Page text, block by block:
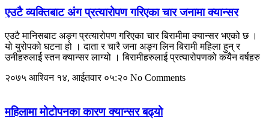
एउटै व्यक्तिबाट अंग प्रत्यारोपण गरिएका चार जनामा क्यान्सर
एउटै मानिसबाट अङ्ग प्रत्यारोपण गरिएका चार बिरामीमा क्यान्सर भएको छ ।
यो युरोपको घटना हो । दाता र चारै जना अङ्ग लिन बिरामी महिला हुन् र
उनीहरुलाई स्तन क्यान्सर लाग्यो । बिरामीहरुलाई प्रत्यारोपणको कयैन वर्षहरु
२०७५ आश्विन १४, आईतवार ०५:२० No Comments
महिलामा मोटोपनका कारण क्यान्सर बढ्यो